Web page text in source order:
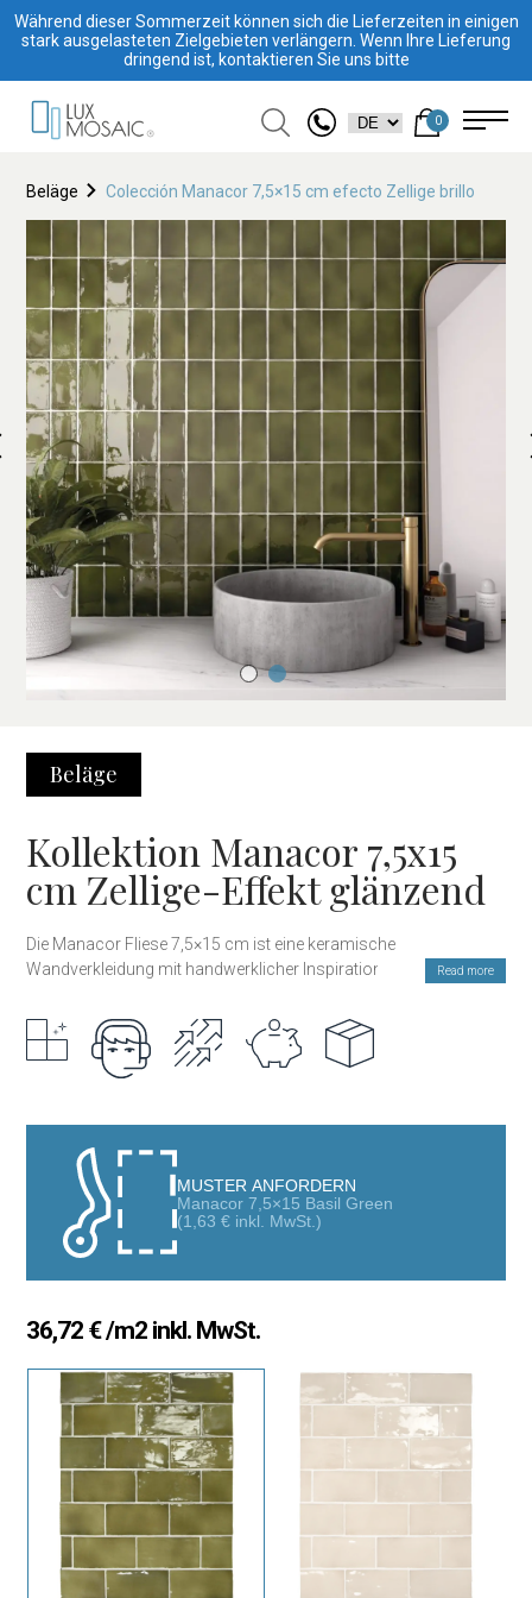
Während dieser Sommerzeit können sich die Lieferzeiten in einigen
stark ausgelasteten Zielgebieten verlängern. Wenn Ihre Lieferung
dringend ist, kontaktieren Sie uns bitte
0
Beläge Colección Manacor 7,5×15 cm efecto Zellige brillo
Beläge
Kollektion Manacor 7,5x15
cm Zellige-Effekt glänzend
Die Manacor Fliese 7,5×15 cm ist eine keramische
Wandverkleidung mit handwerklicher Inspiration, die die Essenz
traditionellen Zellige zeichnet sie sich durch ihre glänzende
Oberfläche, leichte Unregelmäßigkeiten und ihre Fähigkeit aus,
Licht zu reflektieren und so Tiefe, Wärme und Dynamik in jeden
Jede Fliese weist subtile Unterschiede in Farbton und Textur auf,
die ihren handgefertigten Charakter unterstreichen und
einzigartige Oberflächen voller Persönlichkeit schaffen. Sie ist
die ideale Wahl für alle, die eine elegante, zeitlose
Wandverkleidung mit eigener Identität suchen.
Die glänzende Oberfläche der Manacor Fliese erzeugt ein Spiel
aus Reflexionen, das die Helligkeit des Raumes verstärkt und
einen lebendigen visuellen Effekt schafft. Das rechteckige
Format von 7,5×15 cm ermöglicht vielfältige
Verlegemöglichkeiten, von klassischen horizontalen oder
vertikalen Mustern bis hin zu kreativen Verlegungen wie Fischgrät
oder versetzte Verlegung.
Diese Wandverkleidung eignet sich perfekt für:
Küchen im mediterranen, Vintage- oder modernen Stil
Read more
MUSTER ANFORDERN
Manacor 7,5×15 Basil Green
(1,63 € inkl. MwSt.)
36,72 €/m2 inkl. MwSt.